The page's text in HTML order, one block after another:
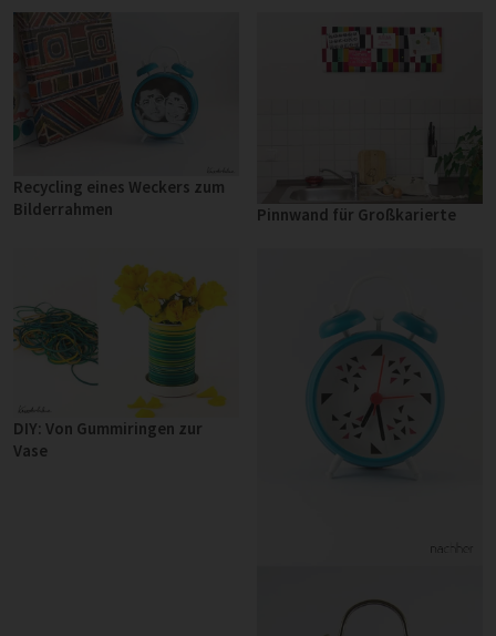
Recycling eines Weckers zum
Bilderrahmen
Pinnwand für Großkarierte
DIY: Von Gummiringen zur
Vase